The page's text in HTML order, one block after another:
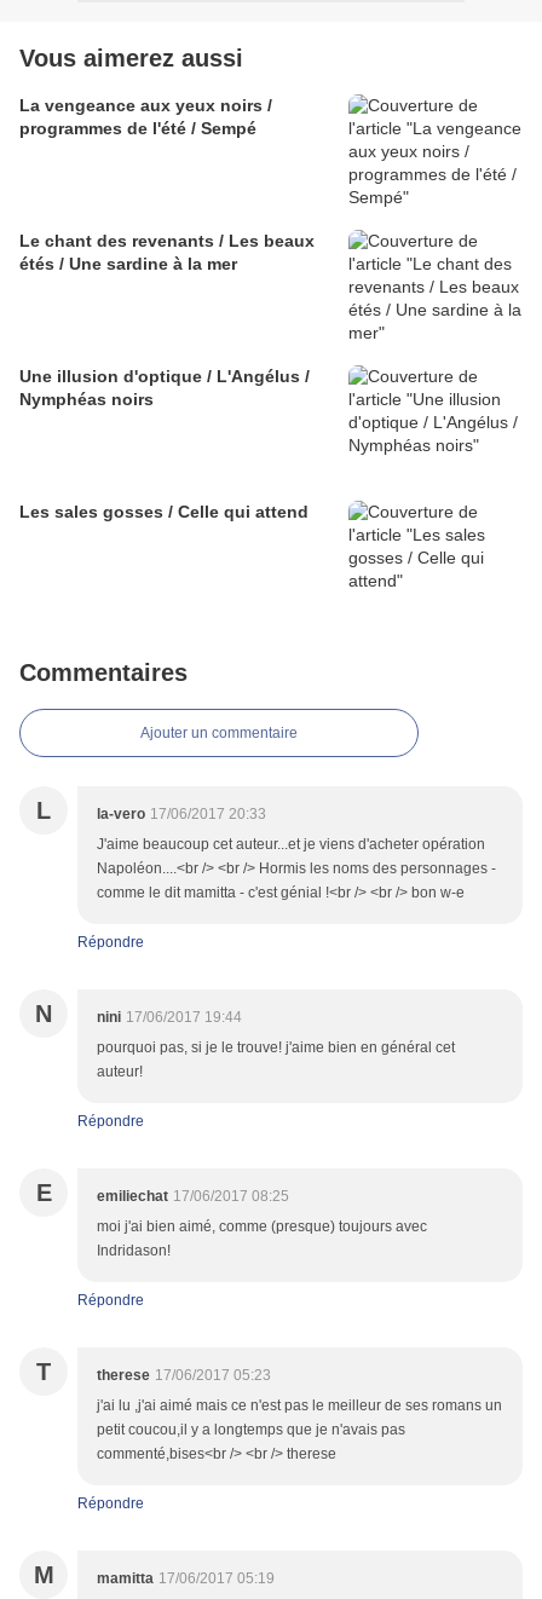
Vous aimerez aussi
La vengeance aux yeux noirs /
programmes de l'été / Sempé
Le chant des revenants / Les beaux
étés / Une sardine à la mer
Une illusion d'optique / L'Angélus /
Nymphéas noirs
Les sales gosses / Celle qui attend
Commentaires
Ajouter un commentaire
L la-vero 17/06/2017 20:33
J'aime beaucoup cet auteur...et je viens d'acheter opération
Napoléon....<br /> <br /> Hormis les noms des personnages -
comme le dit mamitta - c'est génial !<br /> <br /> bon w-e
Répondre
N nini 17/06/2017 19:44
pourquoi pas, si je le trouve! j'aime bien en général cet
auteur!
Répondre
E emiliechat 17/06/2017 08:25
moi j'ai bien aimé, comme (presque) toujours avec
Indridason!
Répondre
T therese 17/06/2017 05:23
j'ai lu ,j'ai aimé mais ce n'est pas le meilleur de ses romans un
petit coucou,il y a longtemps que je n'avais pas
commenté,bises<br /> <br /> therese
Répondre
M mamitta 17/06/2017 05:19